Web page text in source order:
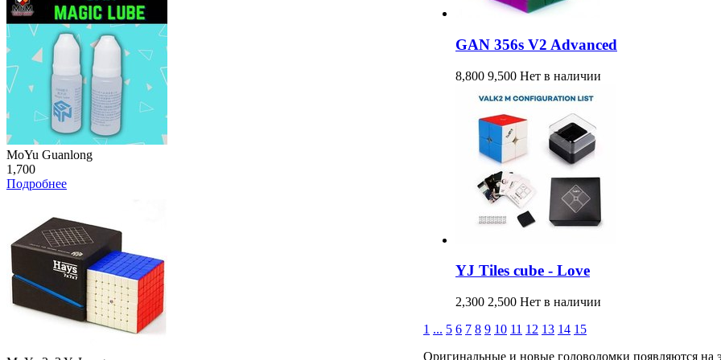
MoYu Guanlong
1,700
Подробнее
GAN 356s V2 Advanced
8,800 9,500 Нет в наличии
YJ Tiles cube - Love
2,300 2,500 Нет в наличии
1 ... 5 6 7 8 9 10 11 12 13 14 15
Оригинальные и новые головоломки появляются на